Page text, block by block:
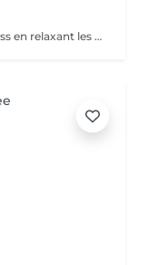
Le massage spa contribue à réduire le stress en relaxant les muscles et en libérant vos endorphines .